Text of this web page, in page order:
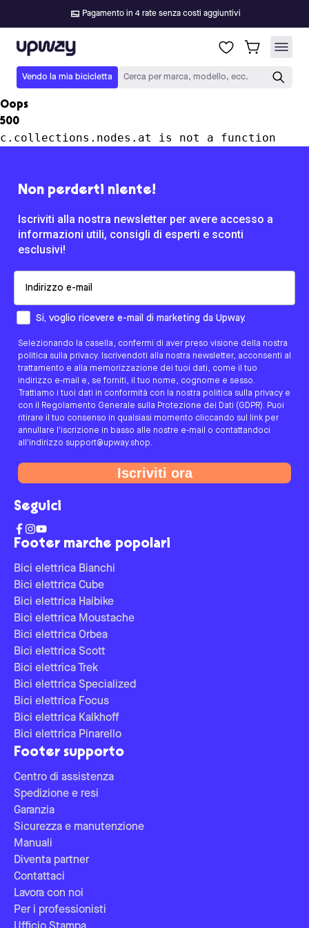
Pagamento in 4 rate senza costi aggiuntivi
Upway
Vendo la mia bicicletta Cerca per marca, modello, ecc.
Oops
500
c.collections.nodes.at is not a function
Footer marche popolari
Bici elettrica Bianchi
Bici elettrica Cube
Bici elettrica Haibike
Bici elettrica Moustache
Bici elettrica Orbea
Bici elettrica Scott
Bici elettrica Trek
Bici elettrica Specialized
Bici elettrica Focus
Bici elettrica Kalkhoff
Bici elettrica Pinarello
Footer supporto
Centro di assistenza
Spedizione e resi
Garanzia
Sicurezza e manutenzione
Manuali
Diventa partner
Contattaci
Lavora con noi
Per i professionisti
Non perderti niente!
Iscriviti alla nostra newsletter per avere accesso a
informazioni utili, consigli di esperti e sconti
esclusivi!
Come preferisci essere contattato/a?
Si, voglio ricevere e-mail di marketing da Upway.
Selezionando la casella, confermi di aver preso visione della nostra
politica sulla privacy. Iscrivendoti alla nostra newsletter, acconsenti al
trattamento e alla memorizzazione dei tuoi dati, come il tuo
indirizzo e-mail e, se forniti, il tuo nome, cognome e sesso.
Trattiamo i tuoi dati in conformità con la nostra politica sulla privacy e
con il Regolamento Generale sulla Protezione dei Dati (GDPR). Puoi
ritirare il tuo consenso in qualsiasi momento cliccando sul link per
annullare l'iscrizione in basso alle nostre e-mail o contattandoci
all'indirizzo support@upway.shop.
Iscriviti ora
Seguici